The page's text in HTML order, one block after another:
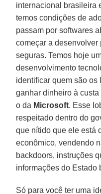
internacional brasileira
temos condições de
passam por softwares
começar a
seguras. Temos hoje
desenvolvimento
identificar quem são os
ganhar dinheiro à
o da Microsoft. Esse
respeitado dentro do
que nítido que ele está
econômico, vendendo
backdoors, instruções
informações do Estado
Só para você ter uma